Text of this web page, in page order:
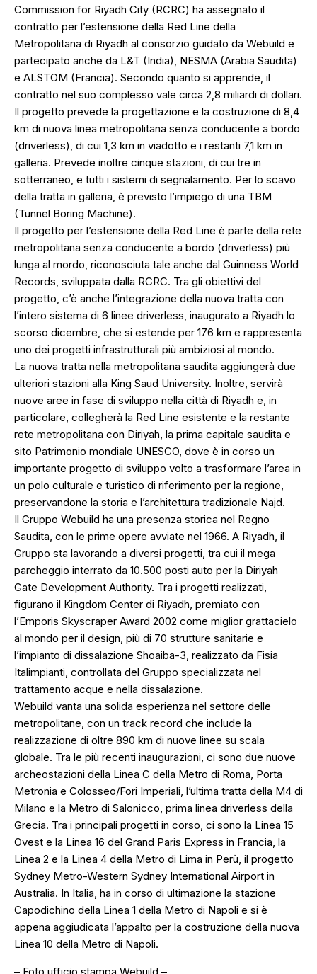
Commission for Riyadh City (RCRC) ha assegnato il
contratto per l’estensione della Red Line della
Metropolitana di Riyadh al consorzio guidato da Webuild e
partecipato anche da L&T (India), NESMA (Arabia Saudita)
e ALSTOM (Francia). Secondo quanto si apprende, il
contratto nel suo complesso vale circa 2,8 miliardi di dollari.
Il progetto prevede la progettazione e la costruzione di 8,4
km di nuova linea metropolitana senza conducente a bordo
(driverless), di cui 1,3 km in viadotto e i restanti 7,1 km in
galleria. Prevede inoltre cinque stazioni, di cui tre in
sotterraneo, e tutti i sistemi di segnalamento. Per lo scavo
della tratta in galleria, è previsto l’impiego di una TBM
(Tunnel Boring Machine).
Il progetto per l’estensione della Red Line è parte della rete
metropolitana senza conducente a bordo (driverless) più
lunga al mordo, riconosciuta tale anche dal Guinness World
Records, sviluppata dalla RCRC. Tra gli obiettivi del
progetto, c’è anche l’integrazione della nuova tratta con
l’intero sistema di 6 linee driverless, inaugurato a Riyadh lo
scorso dicembre, che si estende per 176 km e rappresenta
uno dei progetti infrastrutturali più ambiziosi al mondo.
La nuova tratta nella metropolitana saudita aggiungerà due
ulteriori stazioni alla King Saud University. Inoltre, servirà
nuove aree in fase di sviluppo nella città di Riyadh e, in
particolare, collegherà la Red Line esistente e la restante
rete metropolitana con Diriyah, la prima capitale saudita e
sito Patrimonio mondiale UNESCO, dove è in corso un
importante progetto di sviluppo volto a trasformare l’area in
un polo culturale e turistico di riferimento per la regione,
preservandone la storia e l’architettura tradizionale Najd.
Il Gruppo Webuild ha una presenza storica nel Regno
Saudita, con le prime opere avviate nel 1966. A Riyadh, il
Gruppo sta lavorando a diversi progetti, tra cui il mega
parcheggio interrato da 10.500 posti auto per la Diriyah
Gate Development Authority. Tra i progetti realizzati,
figurano il Kingdom Center di Riyadh, premiato con
l’Emporis Skyscraper Award 2002 come miglior grattacielo
al mondo per il design, più di 70 strutture sanitarie e
l’impianto di dissalazione Shoaiba-3, realizzato da Fisia
Italimpianti, controllata del Gruppo specializzata nel
trattamento acque e nella dissalazione.
Webuild vanta una solida esperienza nel settore delle
metropolitane, con un track record che include la
realizzazione di oltre 890 km di nuove linee su scala
globale. Tra le più recenti inaugurazioni, ci sono due nuove
archeostazioni della Linea C della Metro di Roma, Porta
Metronia e Colosseo/Fori Imperiali, l’ultima tratta della M4 di
Milano e la Metro di Salonicco, prima linea driverless della
Grecia. Tra i principali progetti in corso, ci sono la Linea 15
Ovest e la Linea 16 del Grand Paris Express in Francia, la
Linea 2 e la Linea 4 della Metro di Lima in Perù, il progetto
Sydney Metro-Western Sydney International Airport in
Australia. In Italia, ha in corso di ultimazione la stazione
Capodichino della Linea 1 della Metro di Napoli e si è
appena aggiudicata l’appalto per la costruzione della nuova
Linea 10 della Metro di Napoli.
– Foto ufficio stampa Webuild –